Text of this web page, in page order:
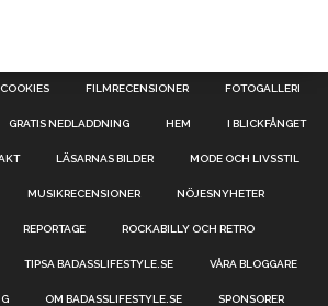
COOKIES FILMRECENSIONER FOTOGALLERI
GRATIS NEDLADDNING HEM I BLICKFÅNGET
LÄSARNAS BILDER MODE OCH LIVSSTIL
MUSIKRECENSIONER NÖJESNYHETER
REPORTAGE ROCKABILLY OCH RETRO
TIPSA BADASSLIFESTYLE.SE VÅRA BLOGGARE
OM BADASSLIFESTYLE.SE SPONSORER